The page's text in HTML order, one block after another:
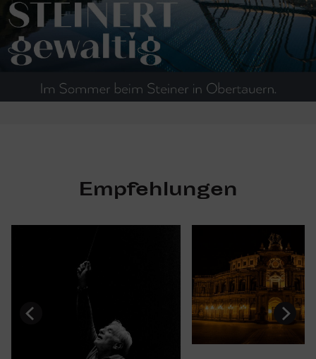
Empfehlungen